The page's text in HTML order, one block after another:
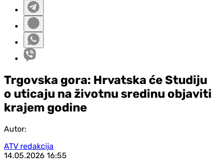
Trgovska gora: Hrvatska će Studiju
o uticaju na životnu sredinu objaviti
krajem godine
Autor:
ATV redakcija
14.05.2026 16:55